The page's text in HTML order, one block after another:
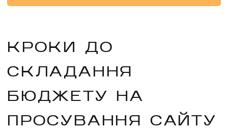
КРОКИ ДО
СКЛАДАННЯ
БЮДЖЕТУ НА
ПРОСУВАННЯ САЙТУ